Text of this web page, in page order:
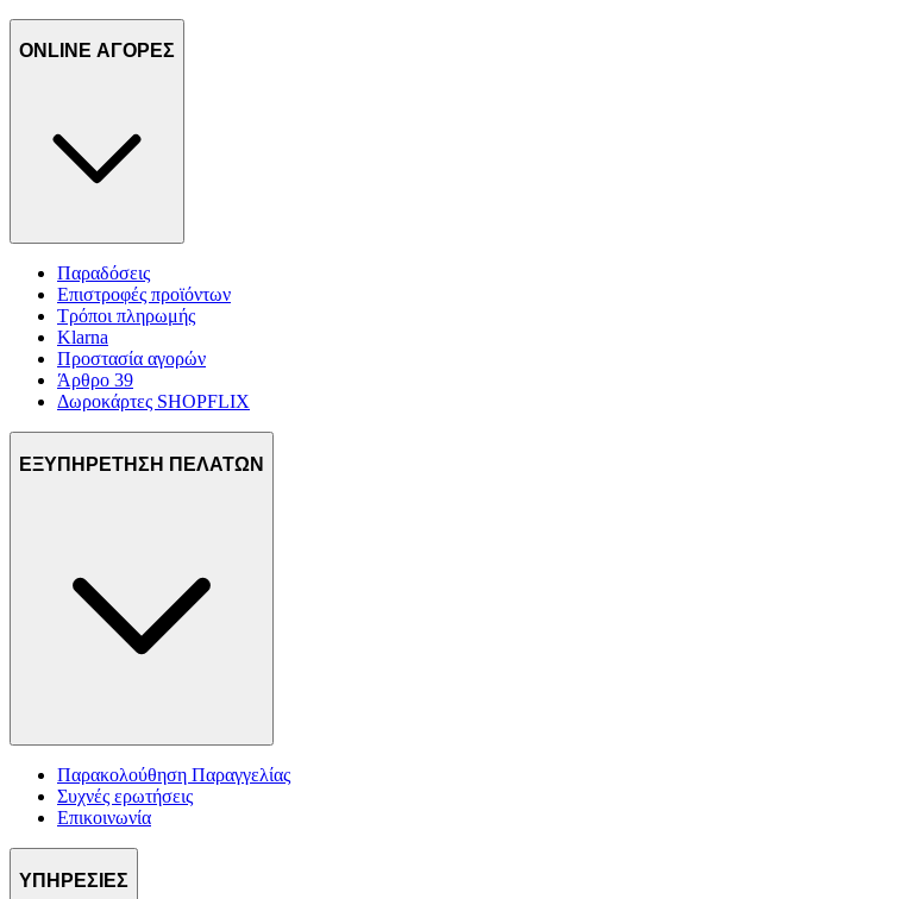
ONLINE ΑΓΟΡΕΣ
Παραδόσεις
Επιστροφές προϊόντων
Τρόποι πληρωμής
Klarna
Προστασία αγορών
Άρθρο 39
Δωροκάρτες SHOPFLIX
ΕΞΥΠΗΡΕΤΗΣΗ ΠΕΛΑΤΩΝ
Παρακολούθηση Παραγγελίας
Συχνές ερωτήσεις
Επικοινωνία
ΥΠΗΡΕΣΙΕΣ